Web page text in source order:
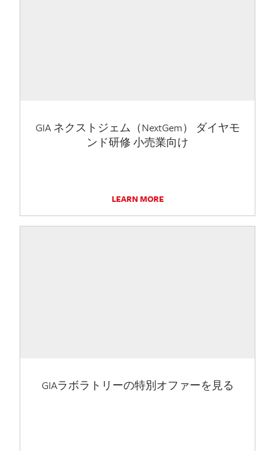
GIA ネクストジェム（NextGem） ダイヤモ
ンド研修 小売業向け
LEARN MORE
GIAラボラトリーの特別オファーを見る